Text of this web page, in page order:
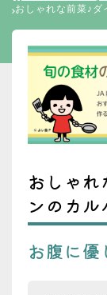
おしゃれな前菜♪
おしゃ
ンのカル
お腹に